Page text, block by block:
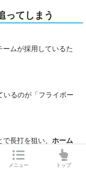
ってしまう
ムが採用しているた
いるのが「フライボー
長打を狙い、 ホーム
メニュー トップ